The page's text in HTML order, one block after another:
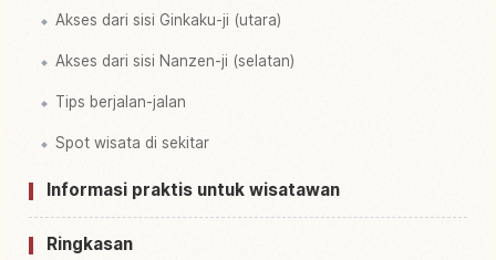
Akses dari sisi Ginkaku-ji (utara)
Akses dari sisi Nanzen-ji (selatan)
Tips berjalan-jalan
Spot wisata di sekitar
Informasi praktis untuk wisatawan
Ringkasan